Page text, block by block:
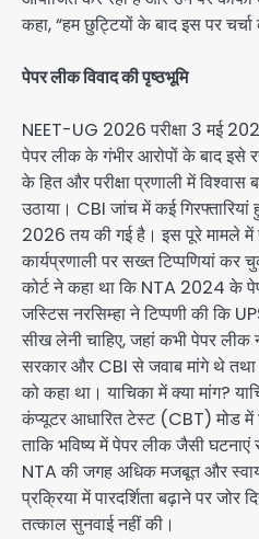
कहा, “हम छुट्टियों के बाद इस पर
पेपर लीक विवाद की पृष्ठभूमि
NEET-UG 2026 परीक्षा 3 मई
पेपर लीक के गंभीर आरोपों के बाद इसे
के हित और परीक्षा प्रणाली में
उठाया। CBI जांच में कई
2026 तय की गई है। इस पूरे मामले में
कार्यप्रणाली पर सख्त टिप्पणियां
कोर्ट ने कहा था कि NTA 2024 के
जस्टिस नरसिम्हा ने टिप्पणी की कि
सीख लेनी चाहिए, जहां कभी पेपर लीक
सरकार और CBI से जवाब मांगे थे तथा
को कहा था। याचिका में क्या मांग?
कंप्यूटर आधारित टेस्ट (CBT) मोड में
ताकि भविष्य में पेपर लीक जैसी
NTA की जगह अधिक मजबूत और
प्रक्रिया में पारदर्शिता बढ़ाने पर जोर
तत्काल सुनवाई नहीं की।